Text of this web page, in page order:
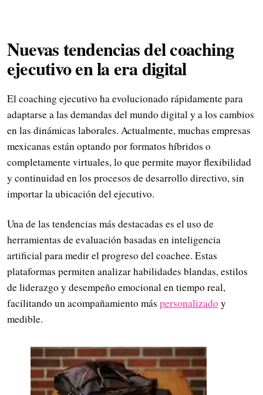
Nuevas tendencias del coaching
ejecutivo en la era digital
El coaching ejecutivo ha evolucionado rápidamente para
adaptarse a las demandas del mundo digital y a los cambios
en las dinámicas laborales. Actualmente, muchas empresas
mexicanas están optando por formatos híbridos o
completamente virtuales, lo que permite mayor flexibilidad
y continuidad en los procesos de desarrollo directivo, sin
importar la ubicación del ejecutivo.
Una de las tendencias más destacadas es el uso de
herramientas de evaluación basadas en inteligencia
artificial para medir el progreso del coachee. Estas
plataformas permiten analizar habilidades blandas, estilos
de liderazgo y desempeño emocional en tiempo real,
facilitando un acompañamiento más personalizado y
medible.